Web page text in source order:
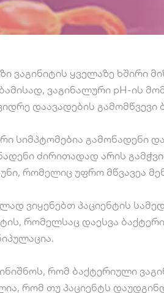
ვაგინიტის ყველაზე ხშირი
ვაგინალური pH-ის
დაავადების
სიმპტომებია გამონადენი
ძირითადად არის
რომელიც უფრო მწვავეა
ვიყენებთ პაციენტის
რომელსაც დაესვა
რომ ბაქტერიული
რომ თუ პაციენტს